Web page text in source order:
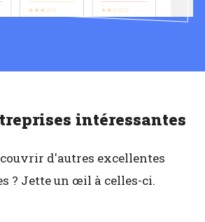
intéressantes
d'autres excellentes
? Jette un œil à celles-ci.